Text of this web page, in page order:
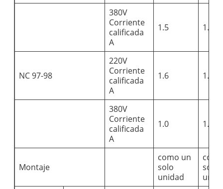
380V
Corriente
calificada
A
1.5 1.5
NC 97-98
220V
Corriente
calificada
A
1.6 1.6
380V
Corriente
calificada
A
1.0 1.0
Montaje
como un
solo
unidad
solo